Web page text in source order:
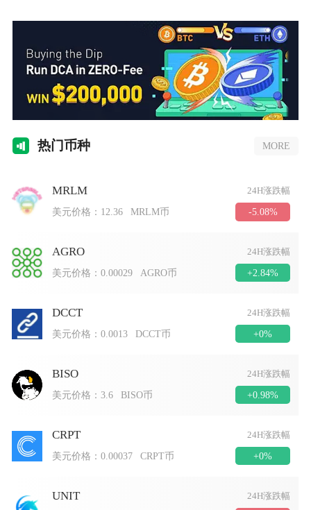
热门币种 MORE
MRLM 24H涨跌幅
美元价格： 12.36 MRLM币 -5.08%
AGRO 24H涨跌幅
美元价格：0.00029 AGRO币 +2.84%
DCCT 24H涨跌幅
美元价格：0.0013 DCCT币 +0%
BISO 24H涨跌幅
美元价格：3.6 BISO币 +0.98%
CRPT 24H涨跌幅
美元价格：0.00037 CRPT币 +0%
UNIT 24H涨跌幅